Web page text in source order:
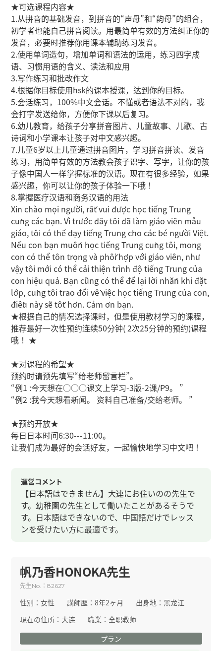
★可选课程内容★
1.从拼音的基础发音，到拼音的“声母”和“韵母”的组合，
初学者也能自己拼音阅读。用最简单有效的方法纠正你的
发音，必要时推荐你用课本辅助练习发音。
2.使用单词造句，增加单词和语法的运用，练习四字成
语、习惯用语的含义、读法和应用
3.写作练习和批改作文
4.根据你目标使用hsk的课本授课，达到你的目标。
5.会话练习，100%中文会话。不懂或者语法不对的，我
会打字发送给你，方便你下课以后复习。
6.幼儿教育，给孩子分享拼音图片、儿童故事、儿歌、古
诗词和小学课本让孩子对中文感兴趣。
7.儿童6岁以上儿童通过拼音图片，学习拼音拼读、发音
练习，用简单有效的方法教会孩子识字、写字，让你的孩
子像中国人一样掌握标准的汉语。现在有很多经验，如果
感兴趣，你可以让你的孩子体验一下哦！
8.掌握医疗汉语和商务汉语的用法
Xin chào mọi người, rất vui được học tiếng Trung
cùng các bạn. Vì trước đây tôi đã làm giáo viên mẫu
giáo, tôi có thể dạy tiếng Trung cho các bé người Việt.
Nếu con bạn muốn học tiếng Trung cùng tôi, mong
con có thể tôn trọng và phối hợp với giáo viên, như
vậy tôi mới có thể cải thiện trình độ tiếng Trung của
con hiệu quả. Bạn cũng có thể để lại lời nhắn khi đặt
lớp, cùng tôi trao đổi về việc học tiếng Trung của con,
điều này sẽ tốt hơn. Cảm ơn bạn.
★根据自己的情况选择课时，但是使用教材学习的课程，
推荐最好一次性预约连续50分钟( 2次25分钟的预约)课程
哦！ ★
★对课程的希望★
预约时请预先填写“给老师留言栏”。
“例1 :今天想在○○○课文上学习-3版-2课/P9。 ”
“例2 :我今天想看新闻。 资料自己准备/交给老师。 ”
★预约开放★
每日日本时间6:30---11:00。
让我们成为最好的会话好友，一起愉快地学习中文吧！
運営コメント
【日本語はできません】大連にお住いのの先生で
す。幼稚園の先生として働いたことがあるそうで
す。日本語はできないので、中国語だけでレッス
ンを受けたい方に最適です。
帆乃香HONOKA先生
先生No. ：82627
性別：女性 講師歴：8年2ヶ月 出身地：黑龙江
現在の住所： 大连 職業：全职教师
プラン